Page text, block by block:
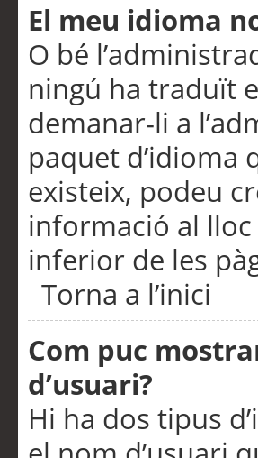
El meu idioma
O bé
ningú ha traduït
demanar-li a
paquet d’idioma
existeix, podeu
informació al lloc
inferior de les
Torna a l’inici
Com puc
d’usuari?
Hi ha dos tipus